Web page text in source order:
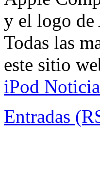
y el logo de
Todas las
este sitio
iPod
Entradas